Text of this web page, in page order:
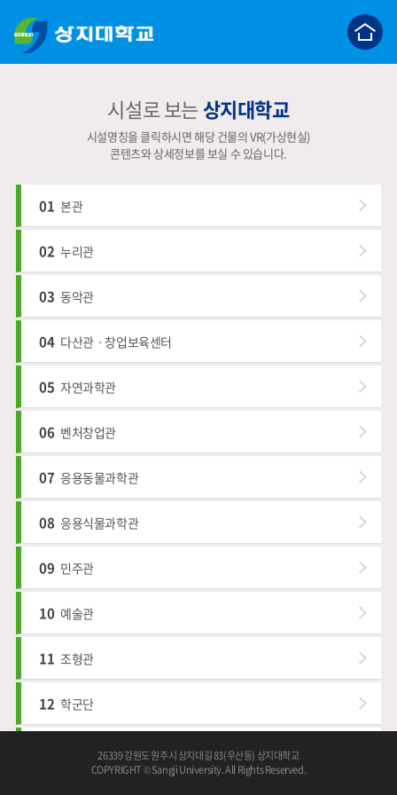
시설로 보는상지대학교
시설명칭을 클릭하시면 해당 건물의 VR(가상현실)
콘텐츠와 상세정보를 보실 수 있습니다.
01 본관
02 누리관
03 동악관
04 다산관ㆍ창업보육센터
05 자연과학관
06 벤처창업관
07 응용동물과학관
08 응용식물과학관
09 민주관
10 예술관
11 조형관
12 학군단
26339 강원도 원주시 상지대길 83(우산동) 상지대학교
COPYRIGHT © Sangji University. All Rights Reserved.